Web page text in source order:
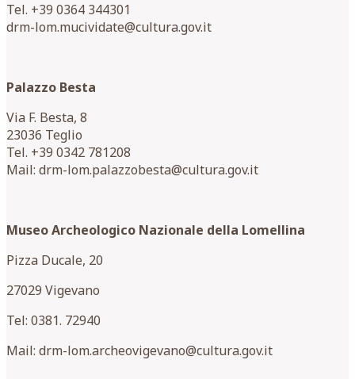
Tel. +39 0364 344301
drm-lom.mucividate@cultura.gov.it
Palazzo Besta
Via F. Besta, 8
23036 Teglio
Tel. +39 0342 781208
Mail: drm-lom.palazzobesta@cultura.gov.it
Museo Archeologico Nazionale della Lomellina
Pizza Ducale, 20
27029 Vigevano
Tel: 0381. 72940
Mail: drm-lom.archeovigevano@cultura.gov.it